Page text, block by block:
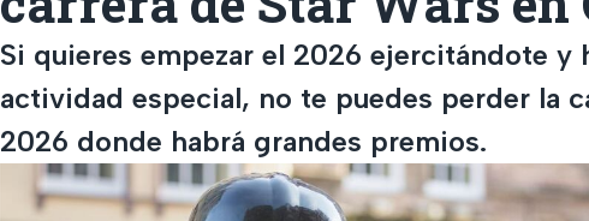
Si quieres empezar el 2026 ejercitándote y
actividad especial, no te puedes perder la
2026 donde habrá grandes premios.